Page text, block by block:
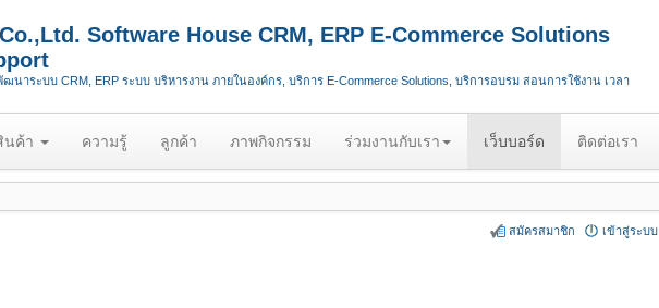
Software House CRM, ERP E-Commerce Solutions
นาระบบ CRM, ERP ระบบ บริหารงาน ภายในองค์กร, บริการ E-Commerce Solutions, บริการอบรม สอนการใช้งาน เวลา
นค้า ความรู้ ลูกค้า ภาพกิจกรรม ร่วมงานกับเรา เว็บบอร์ด ติดต่อเรา
เข้าสู่ระบบ
สมัครสมาชิก